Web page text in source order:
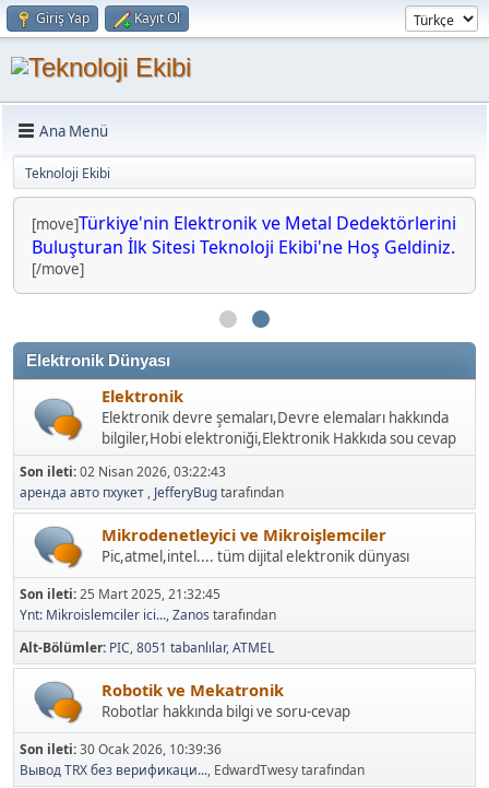
Giriş Yap Kayıt Ol
Ana Menü
Teknoloji Ekibi
[move]Türkiye'nin Elektronik ve Metal Dedektörlerini
Buluşturan İlk Sitesi Teknoloji Ekibi'ne Hoş Geldiniz.
[/move]
Elektronik Dünyası
Elektronik
Elektronik devre şemaları,Devre elemaları hakkında
bilgiler,Hobi elektroniği,Elektronik Hakkıda sou cevap
Son ileti:02 Nisan 2026, 03:22:43
аренда авто пхукет , JefferyBugtarafından
Mikrodenetleyici ve Mikroişlemciler
Pic,atmel,intel.... tüm dijital elektronik dünyası
Son ileti:25 Mart 2025, 21:32:45
Ynt: Mikroislemciler ici...,Zanos tarafından
Alt-Bölümler PIC 8051 tabanlılar ATMEL
Robotik ve Mekatronik
Robotlar hakkında bilgi ve soru-cevap
Son ileti:30 Ocak 2026, 10:39:36
Вывод TRX без верификаци..., EdwardTwesy tarafından